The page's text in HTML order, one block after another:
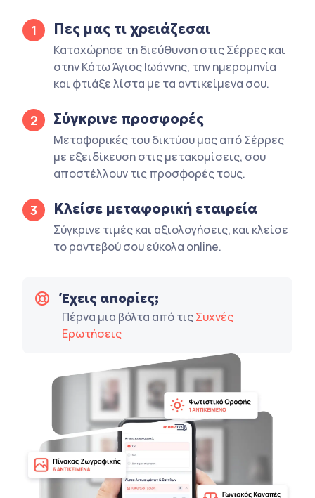
1 Πες μας τι χρειάζεσαι
Καταχώρησε τη διεύθυνση στις Σέρρες και
στην Κάτω Άγιος Ιωάννης, την ημερομηνία
και φτιάξε λίστα με τα αντικείμενα σου.
2 Σύγκρινε προσφορές
Μεταφορικές του δικτύου μας από Σέρρες
με εξειδίκευση στις μετακομίσεις, σου
αποστέλλουν τις προσφορές τους.
3 Κλείσε μεταφορική εταιρεία
Σύγκρινε τιμές και αξιολογήσεις, και κλείσε
το ραντεβού σου εύκολα online.
Έχεις απορίες;
Πέρνα μια βόλτα από τιςΣυχνές
Ερωτήσεις